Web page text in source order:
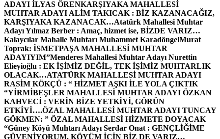
ADAYI İLYAS ÖRENKARŞIYAKA MAHALLESİ
MUHTAR ADAYI ALİM TAKICAK : BİZ KAZANACAĞIZ,
KARŞIYAKA KAZANACAK…Atatürk Mahallesi Muhtar
Adayı Yılmaz Berber : Amaç, hizmet ise, BİZDE VARIZ…
Kalaycılar Mahalle Muhtarı Muhammet KaradöngelMurat
Toprak: İSMETPAŞA MAHALLESİ MUHTAR
ADAYIYIM”Menderes Mahallesi Muhtar Adayı Nurettin
Elieyioğlu : EK İŞİMİZ DEĞİL, TEK İŞİMİZ MUHTARLIK
OLACAK…ATATÜRK MAHALLESİ MUHTAR ADAYI
RASİM KÖKÇÜ : “ HİZMET AŞKI İLE YOLA ÇIKTIK
“YİRMİBEŞLER MAHALLESİ MUHTAR ADAYI ÖZKAN
KAHVECİ : VERİN BİZE YETKİYİ, GÖRÜN
ETKİYİ….ÖZAL MAHALLESİ MUHTAR ADAYI TUNCAY
GÖKMEN: ” ÖZAL MAHALLESİ HİZMETE DOYACAK
“Güney Köyü Muhtarı Adayı Serdar Onat : GENÇLİĞİME
GÜVENİYORUM. KÖYÜM İÇİN BİZ DE VARIZ…